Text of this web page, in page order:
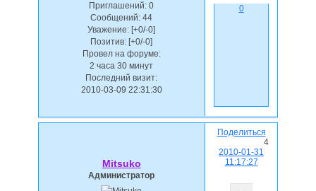
Приглашений: 0
Сообщений: 44
Уважение: [+0/-0]
Позитив: [+0/-0]
Провел на форуме:
2 часа 30 минут
Последний визит:
2010-03-09 22:31:30
0
Поделиться
4
2010-01-31
11:17:27
Mitsuko
Администратор